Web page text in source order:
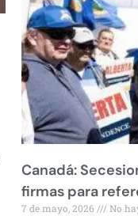
Canadá:
firmas para
7 de mayo, 2026 No